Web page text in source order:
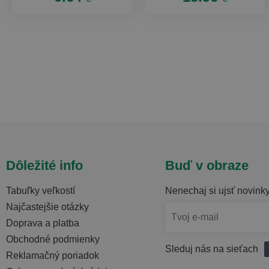
Dôležité info
Tabuľky veľkostí
Najčastejšie otázky
Doprava a platba
Obchodné podmienky
Reklamačný poriadok
Buď v obraze
Nenechaj si ujsť
Sleduj nás na sieťach